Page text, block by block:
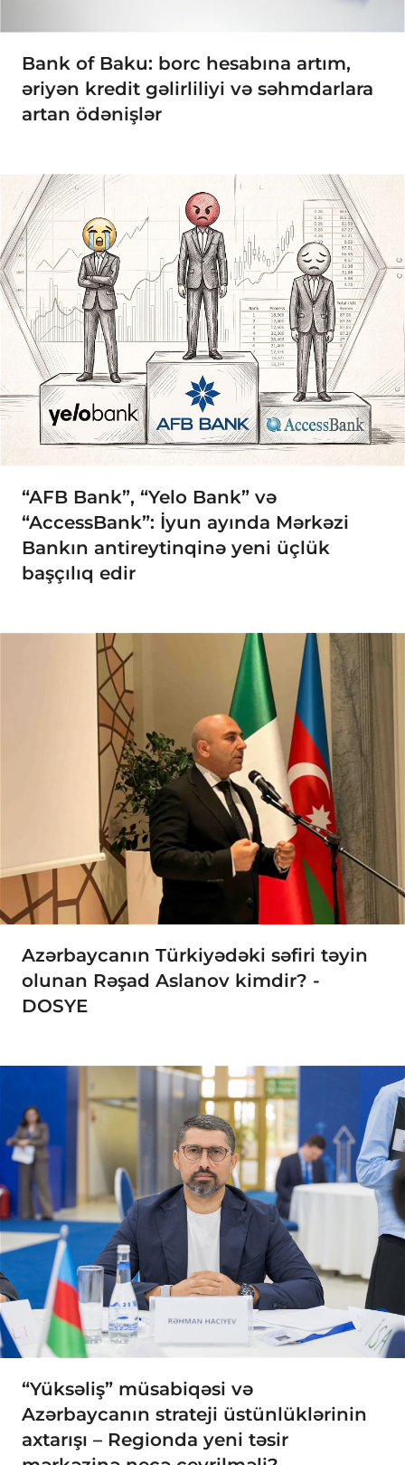
Bank of Baku: borc hesabına artım,
əriyən kredit gəlirliliyi və səhmdarlara
artan ödənişlər
“AFB Bank”, “Yelo Bank” və
“AccessBank”: İyun ayında Mərkəzi
Bankın antireytinqinə yeni üçlük
başçılıq edir
Azərbaycanın Türkiyədəki səfiri təyin
olunan Rəşad Aslanov kimdir? -
DOSYE
“Yüksəliş” müsabiqəsi və
Azərbaycanın strateji üstünlüklərinin
axtarışı – Regionda yeni təsir